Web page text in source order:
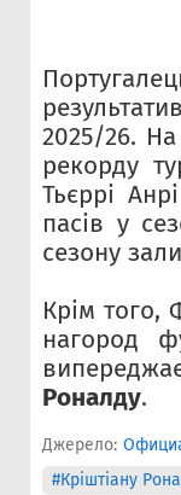
2025/26.
рекорду
Тьєррі
пасів у
сезону
Крім того,
нагород
Роналду.
Джерело:
#Кріштіану